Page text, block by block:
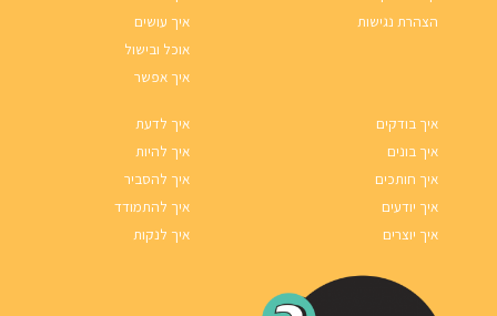
הצהרת נגישות
איך עושים
אוכל ובישול
איך אפשר
איך בודקים
איך בונים
איך חותכים
איך יודעים
איך יוצרים
איך לדעת
איך להיות
איך להסביר
איך להתמודד
איך לנקות